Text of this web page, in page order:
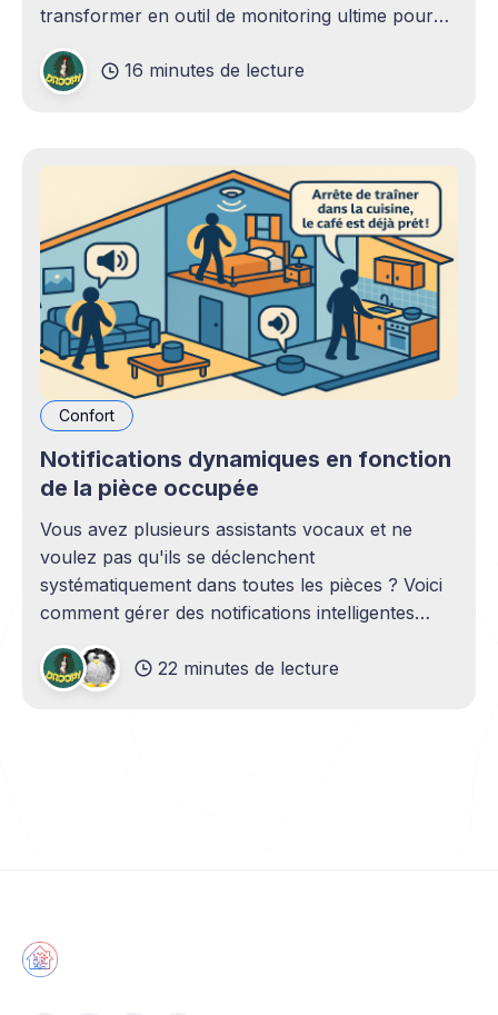
transformer en outil de monitoring ultime pour
16 minutes de lecture
Confort
Notifications dynamiques en fonction
de la pièce occupée
Vous avez plusieurs assistants vocaux et ne
voulez pas qu'ils se déclenchent
systématiquement dans toutes les pièces ? Voici
comment gérer des notifications intelligentes
non des personnes dans les différentes pièces.
22 minutes de lecture